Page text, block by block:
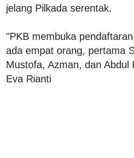
jelang Pilkada serentak.
"PKB membuka
ada empat orang, pertama
Mustofa, Azman, dan Abdul
Eva Rianti